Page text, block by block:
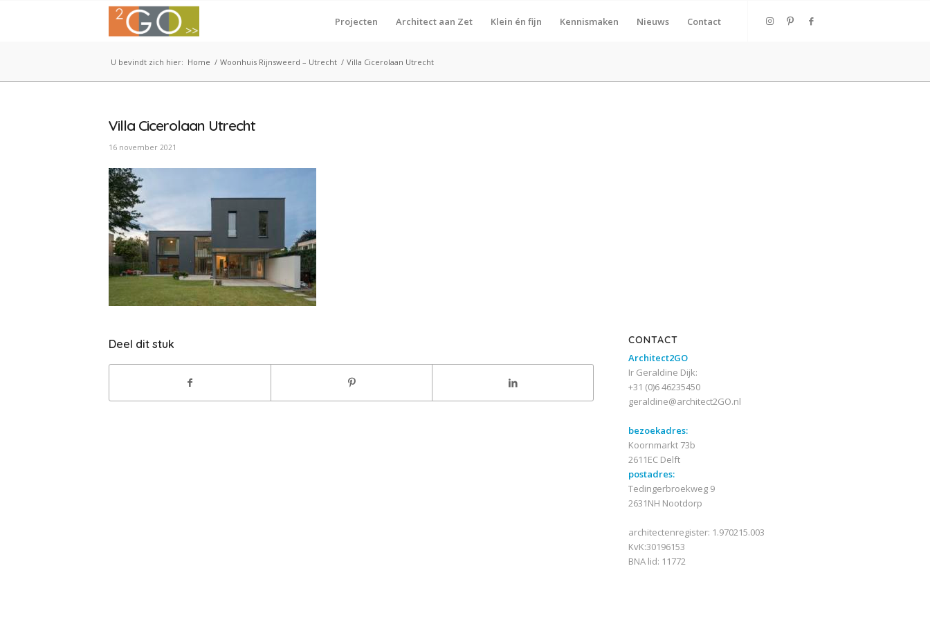
Projecten Architect aan Zet Klein én fijn Kennismaken Nieuws Contact
U bevindt zich hier: Home / Woonhuis Rijnsweerd – Utrecht / Villa Cicerolaan Utrecht
Villa Cicerolaan Utrecht
16 november 2021
Deel dit stuk
CONTACT
Architect2GO
Ir Geraldine Dijk:
+31 (0)6 46235450
geraldine@architect2GO.nl
bezoekadres:
Koornmarkt 73b
2611EC Delft
postadres:
Tedingerbroekweg 9
2631NH Nootdorp
architectenregister: 1.970215.003
KvK:30196153
BNA lid: 11772